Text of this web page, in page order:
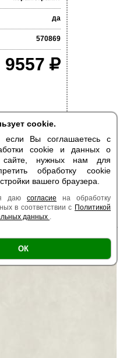
cookie.
Вы соглашаетесь с
cookie и данных о
сайте, нужных нам для
обработку cookie
вашего браузера.
даю согласие на обработку
в соответствии с Политикой
данных .
ОК
да
570869
9557
|